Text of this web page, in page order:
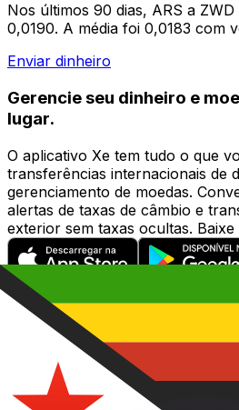
Nos últimos 90 dias, ARS a
0,0190. A média foi 0,0183 com
Enviar dinheiro
Gerencie seu dinheiro e
lugar.
O aplicativo Xe tem tudo o que
transferências internacionais de
gerenciamento de moedas.
alertas de taxas de câmbio e
exterior sem taxas ocultas. Baixe